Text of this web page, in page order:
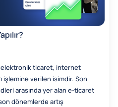
elektronik ticaret, internet
işlemine verilen isimdir. Son
arasında yer alan e-ticaret
dönemlerde artış